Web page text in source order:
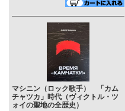
マシニン（ロック歌手） 「カム
チャツカ」時代（ヴィクトル・ツ
ォイの聖地の全歴史）